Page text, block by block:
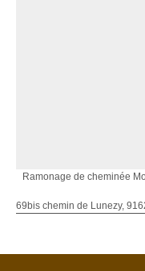
Ramonage de cheminée
69bis chemin de Lunezy,